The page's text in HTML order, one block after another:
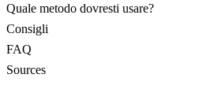
Quale metodo dovresti usare?
Consigli
FAQ
Sources